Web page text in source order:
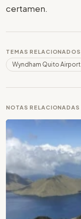
certamen.
TEMAS RELACIONADOS
Wyndham Quito Airport
NOTAS RELACIONADAS